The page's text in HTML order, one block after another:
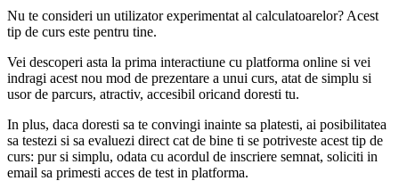
Nu te consideri un utilizator experimentat al calculatoarelor? Acest
tip de curs este pentru tine.
Vei descoperi asta la prima interactiune cu platforma online si vei
indragi acest nou mod de prezentare a unui curs, atat de simplu si
usor de parcurs, atractiv, accesibil oricand doresti tu.
In plus, daca doresti sa te convingi inainte sa platesti, ai posibilitatea
sa testezi si sa evaluezi direct cat de bine ti se potriveste acest tip de
curs: pur si simplu, odata cu acordul de inscriere semnat, soliciti in
email sa primesti acces de test in platforma.